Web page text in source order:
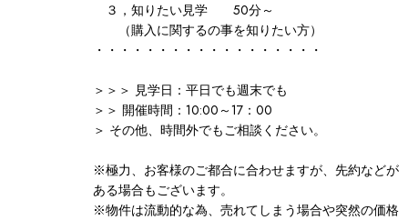
３，知りたい見学 50分～
（購入に関するの事を知りたい方）
・・・・・・・・・・・・・・・・・・
＞＞＞ 見学日：平日でも週末でも
＞＞ 開催時間：10:00～17：00
＞ その他、時間外でもご相談ください。
※極力、お客様のご都合に合わせますが、先約などが
ある場合もございます。
※物件は流動的な為、売れてしまう場合や突然の価格